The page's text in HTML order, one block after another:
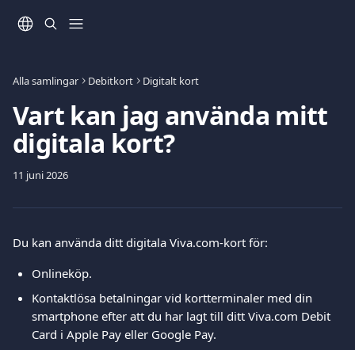
Alla samlingar Debitkort Digitalt kort
Vart kan jag använda mitt
digitala kort?
11 juni 2026
Du kan använda ditt digitala Viva.com-kort för:
Onlineköp.
Kontaktlösa betalningar vid kortterminaler med din
smartphone efter att du har lagt till ditt Viva.com Debit
Card i Apple Pay eller Google Pay.